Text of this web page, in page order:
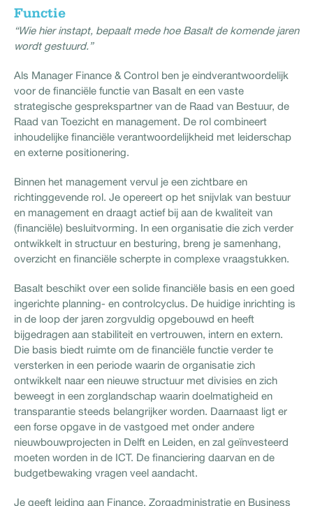
Functie
“Wie hier instapt, bepaalt mede hoe Basalt de komende jaren
wordt gestuurd.”
Als Manager Finance & Control ben je eindverantwoordelijk
voor de financiële functie van Basalt en een vaste
strategische gesprekspartner van de Raad van Bestuur, de
Raad van Toezicht en management. De rol combineert
inhoudelijke financiële verantwoordelijkheid met leiderschap
en externe positionering.
Binnen het management vervul je een zichtbare en
richtinggevende rol. Je opereert op het snijvlak van bestuur
en management en draagt actief bij aan de kwaliteit van
(financiële) besluitvorming. In een organisatie die zich verder
ontwikkelt in structuur en besturing, breng je samenhang,
overzicht en financiële scherpte in complexe vraagstukken.
Basalt beschikt over een solide financiële basis en een goed
ingerichte planning- en controlcyclus. De huidige inrichting is
in de loop der jaren zorgvuldig opgebouwd en heeft
bijgedragen aan stabiliteit en vertrouwen, intern en extern.
Die basis biedt ruimte om de financiële functie verder te
versterken in een periode waarin de organisatie zich
ontwikkelt naar een nieuwe structuur met divisies en zich
beweegt in een zorglandschap waarin doelmatigheid en
transparantie steeds belangrijker worden. Daarnaast ligt er
een forse opgave in de vastgoed met onder andere
nieuwbouwprojecten in Delft en Leiden, en zal geïnvesteerd
moeten worden in de ICT. De financiering daarvan en de
budgetbewaking vragen veel aandacht.
Je geeft leiding aan Finance, Zorgadministratie en Business